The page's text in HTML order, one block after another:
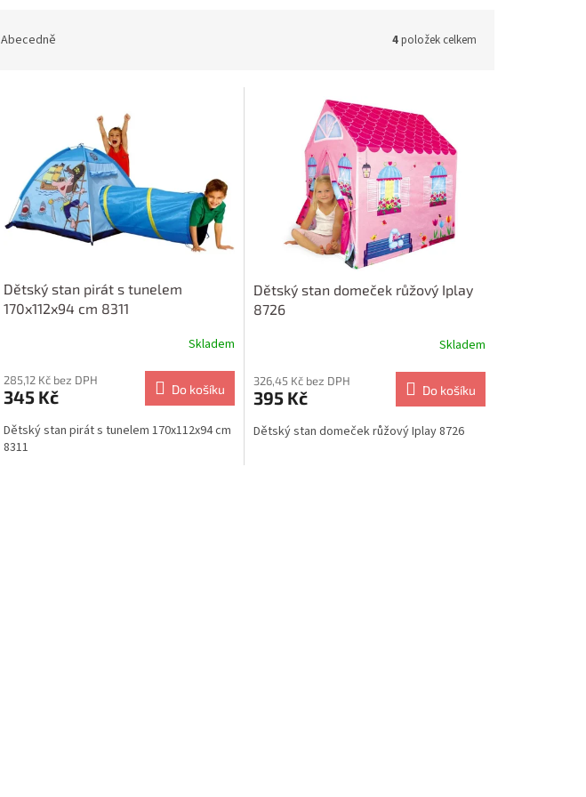
Abecedně 4položek celkem
Dětský stan pirát s tunelem
170x112x94 cm 8311
Skladem
285,12 Kč bez DPH
345 Kč Do košíku
Dětský stan pirát s tunelem 170x112x94 cm
8311
Dětský stan domeček růžový Iplay
8726
Skladem
326,45 Kč bez DPH
395 Kč Do košíku
Dětský stan domeček růžový Iplay 8726